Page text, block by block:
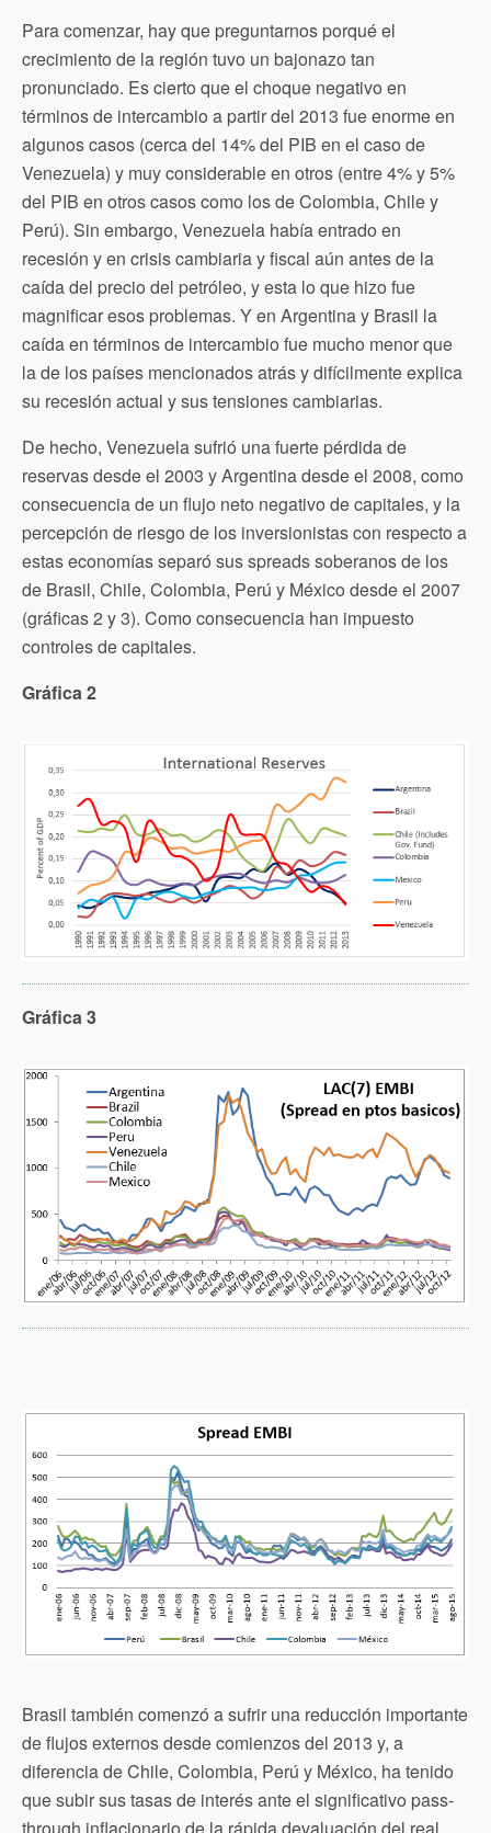
Para comenzar, hay que preguntarnos porqué el
crecimiento de la región tuvo un bajonazo tan
pronunciado. Es cierto que el choque negativo en
términos de intercambio a partir del 2013 fue enorme en
algunos casos (cerca del 14% del PIB en el caso de
Venezuela) y muy considerable en otros (entre 4% y 5%
del PIB en otros casos como los de Colombia, Chile y
Perú). Sin embargo, Venezuela había entrado en
recesión y en crisis cambiaria y fiscal aún antes de la
caída del precio del petróleo, y esta lo que hizo fue
magnificar esos problemas. Y en Argentina y Brasil la
caída en términos de intercambio fue mucho menor que
la de los países mencionados atrás y difícilmente explica
su recesión actual y sus tensiones cambiarias.
De hecho, Venezuela sufrió una fuerte pérdida de
reservas desde el 2003 y Argentina desde el 2008, como
consecuencia de un flujo neto negativo de capitales, y la
percepción de riesgo de los inversionistas con respecto a
estas economías separó sus spreads soberanos de los
de Brasil, Chile, Colombia, Perú y México desde el 2007
(gráficas 2 y 3). Como consecuencia han impuesto
controles de capitales.
Gráfica 2
Gráfica 3
Brasil también comenzó a sufrir una reducción importante
de flujos externos desde comienzos del 2013 y, a
diferencia de Chile, Colombia, Perú y México, ha tenido
que subir sus tasas de interés ante el significativo pass-